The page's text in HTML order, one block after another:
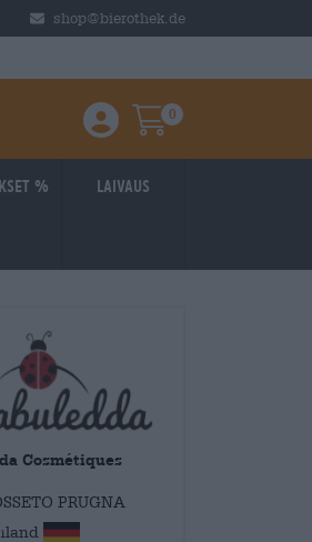
shop@bierothek.de
Einloggen / Anmelden
Warenkorb
0
% laivaus
Cosmétiques
PRUGNA